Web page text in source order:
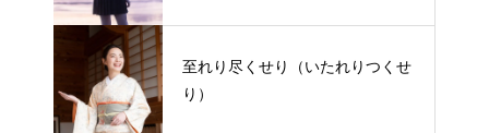
至れり尽くせり（いたれりつくせ
り）